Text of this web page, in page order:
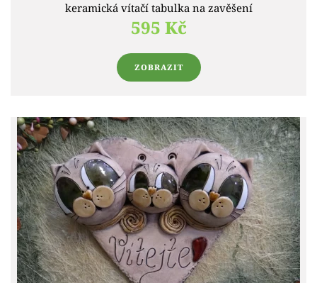
keramická vítačí tabulka na zavěšení
595 Kč
ZOBRAZIT